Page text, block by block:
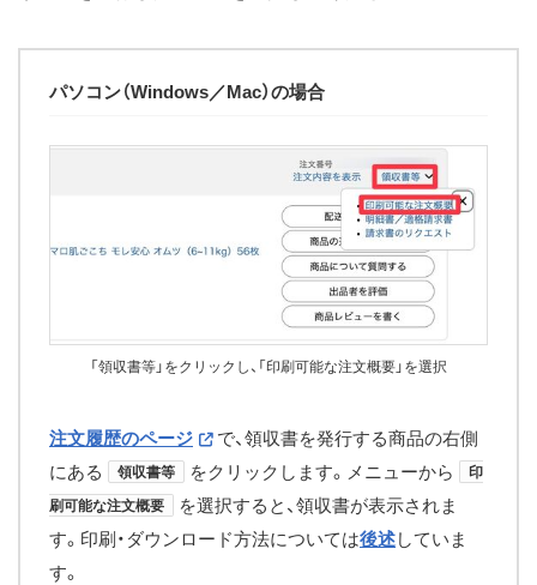
パソコン（Windows／Mac）の場合
「領収書等」をクリックし、「印刷可能な注文概要」を選択
注文履歴のページ
で、領収書を発行する商品の右側
にある
領収書等 をクリックします。メニューから 印
刷可能な注文概要
を選択すると、領収書が表示されま
す。印刷・ダウンロード方法については後述していま
す。